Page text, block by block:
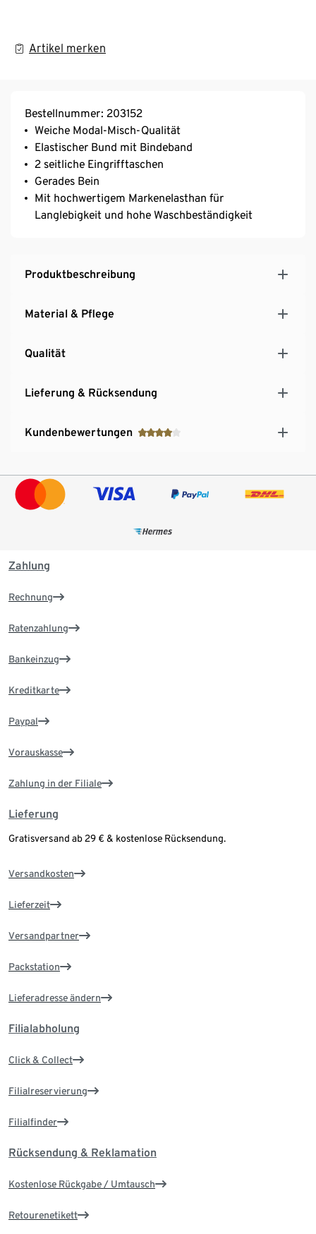
Artikel merken
Bestellnummer: 203152
Weiche Modal-Misch-Qualität
Elastischer Bund mit Bindeband
2 seitliche Eingrifftaschen
Gerades Bein
Mit hochwertigem Markenelasthan für
Langlebigkeit und hohe Waschbeständigkeit
Produktbeschreibung
Material & Pflege
Qualität
Lieferung & Rücksendung
Kundenbewertungen
Zahlung
Rechnung
Ratenzahlung
Bankeinzug
Kreditkarte
Paypal
Vorauskasse
Zahlung in der Filiale
Lieferung
Gratisversand ab 29 € & kostenlose Rücksendung.
Versandkosten
Lieferzeit
Versandpartner
Packstation
Lieferadresse ändern
Filialabholung
Click & Collect
Filialreservierung
Filialfinder
Rücksendung & Reklamation
Kostenlose Rückgabe / Umtausch
Retourenetikett